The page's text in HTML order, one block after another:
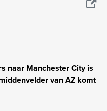
naar Manchester City is
van AZ komt